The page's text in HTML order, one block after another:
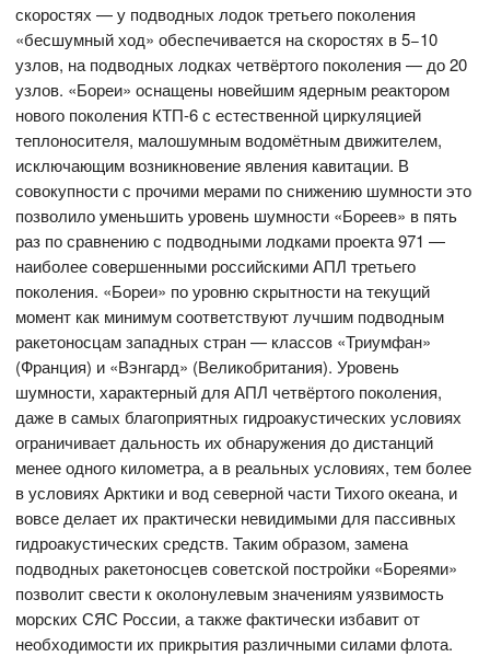
скоростях — у подводных лодок третьего поколения
«бесшумный ход» обеспечивается на скоростях в 5−10
узлов, на подводных лодках четвёртого поколения — до 20
узлов. «Бореи» оснащены новейшим ядерным реактором
нового поколения КТП-6 с естественной циркуляцией
теплоносителя, малошумным водомётным движителем,
исключающим возникновение явления кавитации. В
совокупности с прочими мерами по снижению шумности это
позволило уменьшить уровень шумности «Бореев» в пять
раз по сравнению с подводными лодками проекта 971 —
наиболее совершенными российскими АПЛ третьего
поколения. «Бореи» по уровню скрытности на текущий
момент как минимум соответствуют лучшим подводным
ракетоносцам западных стран — классов «Триумфан»
(Франция) и «Вэнгард» (Великобритания). Уровень
шумности, характерный для АПЛ четвёртого поколения,
даже в самых благоприятных гидроакустических условиях
ограничивает дальность их обнаружения до дистанций
менее одного километра, а в реальных условиях, тем более
в условиях Арктики и вод северной части Тихого океана, и
вовсе делает их практически невидимыми для пассивных
гидроакустических средств. Таким образом, замена
подводных ракетоносцев советской постройки «Бореями»
позволит свести к околонулевым значениям уязвимость
морских СЯС России, а также фактически избавит от
необходимости их прикрытия различными силами флота.